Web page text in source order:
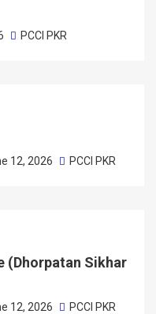
PCCI PKR
12, 2026 PCCI PKR
(Dhorpatan Sikhar
12, 2026 PCCI PKR